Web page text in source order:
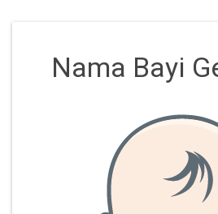
Nama Bayi